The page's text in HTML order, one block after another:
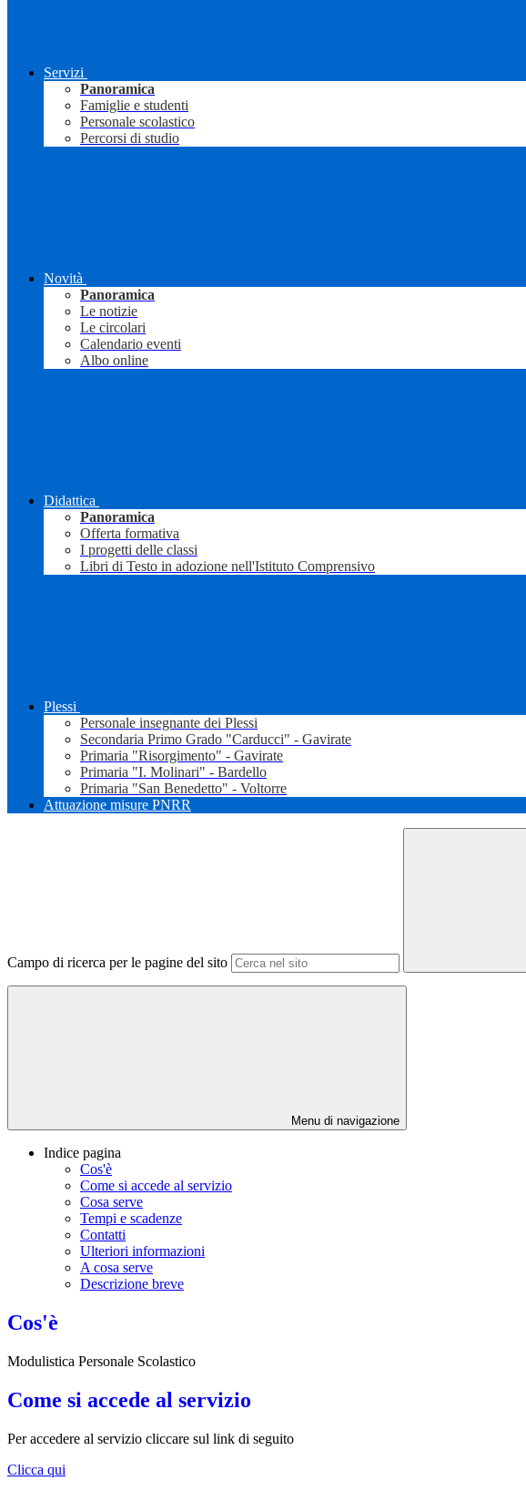
Servizi
Panoramica
Famiglie e studenti
Personale scolastico
Percorsi di studio
Novità
Panoramica
Le notizie
Le circolari
Calendario eventi
Albo online
Didattica
Panoramica
Offerta formativa
I progetti delle classi
Libri di Testo in adozione nell'Istituto Comprensivo
Plessi
Personale insegnante dei Plessi
Secondaria Primo Grado "Carducci" - Gavirate
Primaria "Risorgimento" - Gavirate
Primaria "I. Molinari" - Bardello
Primaria "San Benedetto" - Voltorre
Attuazione misure PNRR
Campo di ricerca per le pagine del sito
Menu di navigazione
Indice pagina
Cos'è
Come si accede al servizio
Cosa serve
Tempi e scadenze
Contatti
Ulteriori informazioni
A cosa serve
Descrizione breve
Cos'è
Modulistica Personale Scolastico
Come si accede al servizio
Per accedere al servizio cliccare sul link di seguito
Clicca qui